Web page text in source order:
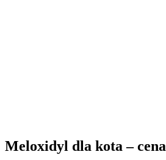
Meloxidyl dla kota – cena